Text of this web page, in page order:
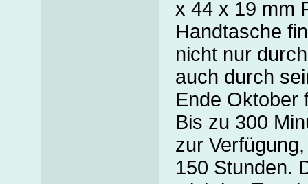
x 44 x 19 mm
Handtasche
nicht nur
auch durch
Ende Oktober
Bis zu 300
zur
150 Stunden.